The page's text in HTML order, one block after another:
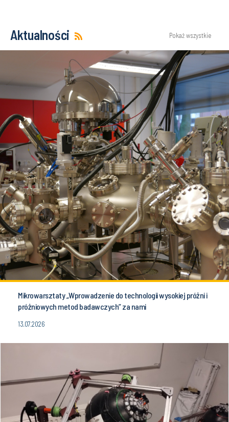
Aktualności Pokaż wszystkie
Mikrowarsztaty „Wprowadzenie do technologii wysokiej próżni i
próżniowych metod badawczych” za nami
13.07.2026